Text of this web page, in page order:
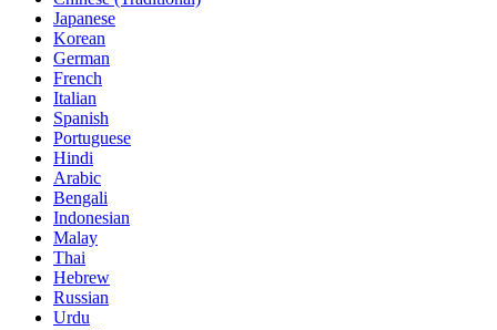
Japanese
Korean
German
French
Italian
Spanish
Portuguese
Hindi
Arabic
Bengali
Indonesian
Malay
Thai
Hebrew
Russian
Urdu